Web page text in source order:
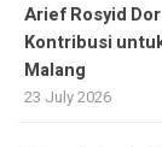
Arief Rosyid
Kontribusi
Malang
23 July 2026